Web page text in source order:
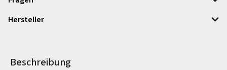
Hersteller
Beschreibung